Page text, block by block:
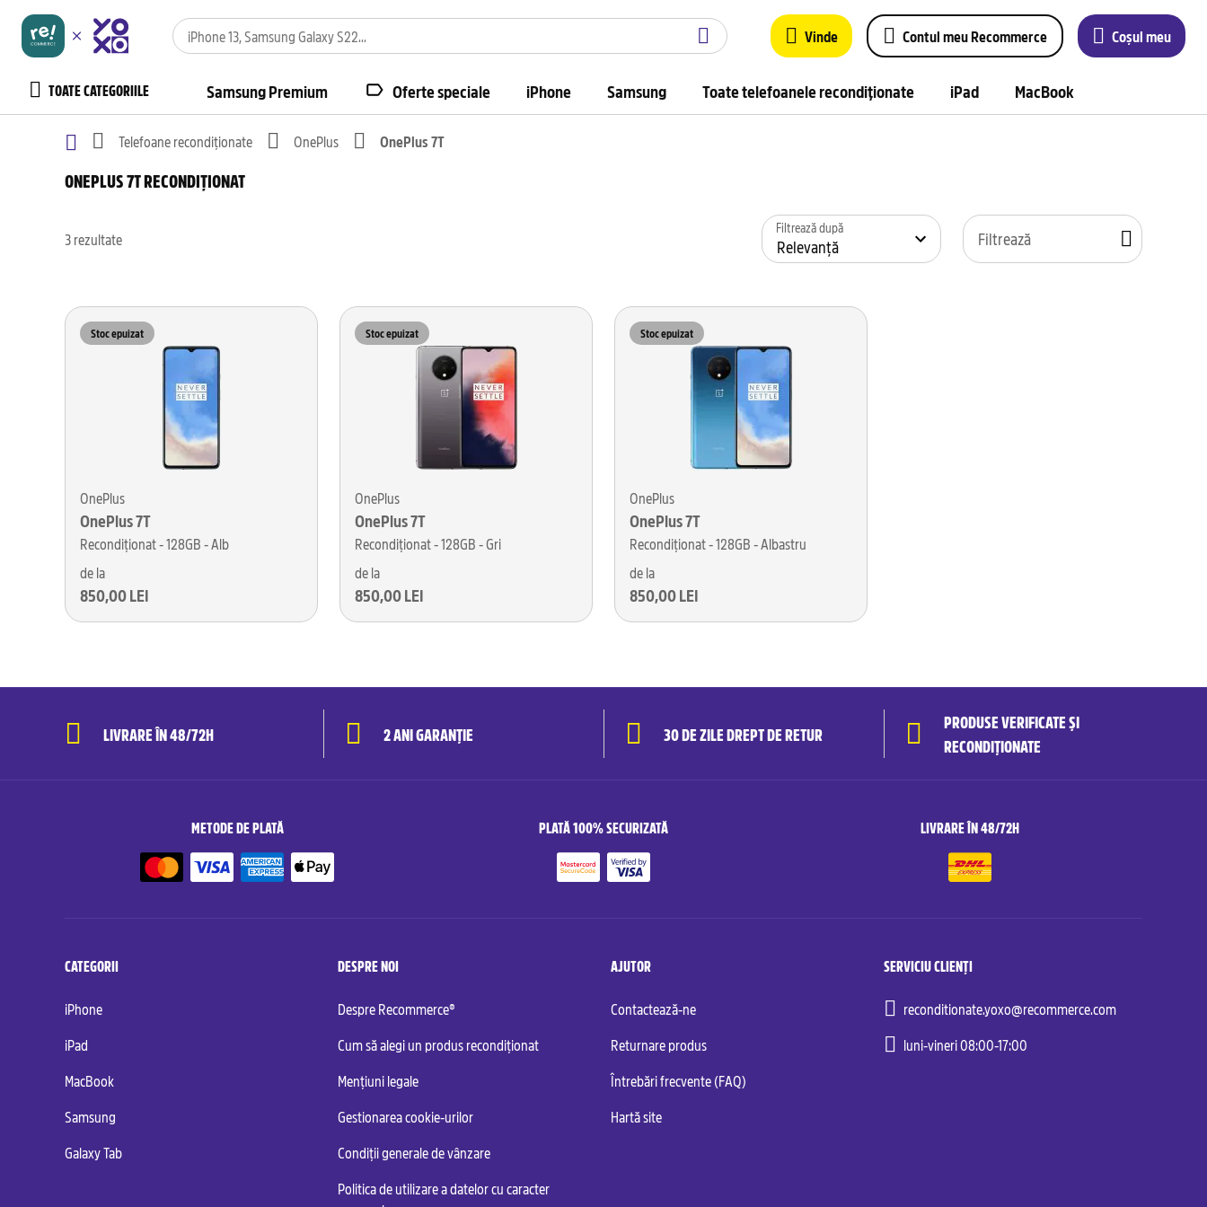
Vinde Contul meu Recommerce Coșul meu
TOATE CATEGORIILE Samsung Premium Oferte speciale iPhone Samsung Toate telefoanele recondiționate iPad MacBook
Telefoane recondiționate OnePlus OnePlus 7T
ONEPLUS 7T RECONDIȚIONAT
3rezultate
Filtrează după Filtrează
Stoc epuizat
OnePlus
OnePlus 7T
Recondiționat - 128GB - Alb
de la
850,00 LEI
Stoc epuizat
OnePlus
OnePlus 7T
Recondiționat - 128GB - Gri
de la
850,00 LEI
Stoc epuizat
OnePlus
OnePlus 7T
Recondiționat - 128GB - Albastru
de la
850,00 LEI
LIVRARE ÎN 48/72H 2 ANI GARANȚIE 30 DE ZILE DREPT DE RETUR
PRODUSE VERIFICATE ȘI
RECONDIȚIONATE
METODE DE PLATĂ PLATĂ 100% SECURIZATĂ LIVRARE ÎN 48/72H
CATEGORII
iPhone
iPad
MacBook
Samsung
Galaxy Tab
DESPRE NOI
Despre Recommerce®
Cum să alegi un produs recondiționat
Mențiuni legale
Gestionarea cookie-urilor
Condiții generale de vânzare
Politica de utilizare a datelor cu caracter
AJUTOR
Contactează-ne
Returnare produs
Întrebări frecvente (FAQ)
Hartă site
SERVICIU CLIENȚI
reconditionate.yoxo@recommerce.com
luni-vineri 08:00-17:00